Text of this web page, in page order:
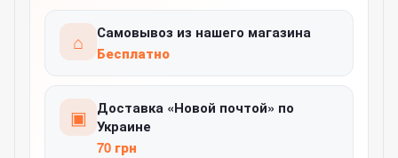
⌂
Самовывоз из нашего магазина
Бесплатно
▣
Доставка «Новой почтой» по
Украине
70 грн